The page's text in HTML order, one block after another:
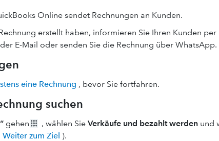
Online sendet Rechnungen an Kunden.
erstellt haben, informieren Sie Ihren Kunden per
E-Mail oder senden Sie die Rechnung über WhatsApp.
eine Rechnung , bevor Sie fortfahren.
suchen
gehen , wählen Sie Verkäufe und bezahlt werden und
Weiter zum Ziel ).